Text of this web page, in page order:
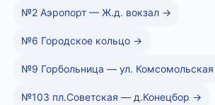
№2 Аэропорт — Ж.д. вокзал →
№6 Городское кольцо →
№9 Горбольница — ул.
№103 пл.Советская — д.Конецбор →